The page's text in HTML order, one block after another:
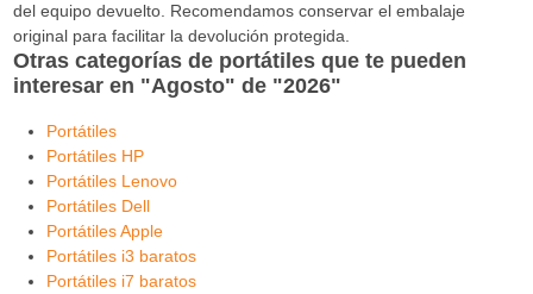
del equipo devuelto. Recomendamos conservar el embalaje
original para facilitar la devolución protegida.
Otras categorías de portátiles que te pueden
interesar en "Agosto" de "2026"
Portátiles
Portátiles HP
Portátiles Lenovo
Portátiles Dell
Portátiles Apple
Portátiles i3 baratos
Portátiles i7 baratos